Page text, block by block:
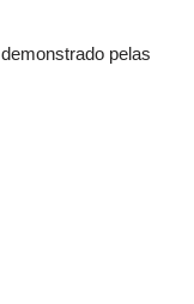
pelas